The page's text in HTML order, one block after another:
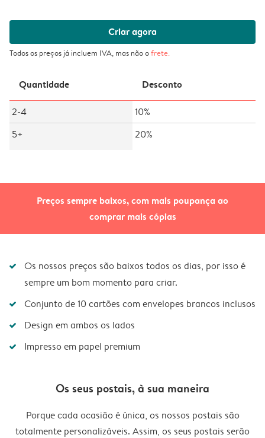
Preços sempre baixos, com mais poupança ao
comprar mais cópias
Criar agora
Todos os preços já incluem IVA, mas não ofrete.
Quantidade Desconto
2-4
10%
5+
20%
Os nossos preços são baixos todos os dias, por isso é
sempre um bom momento para criar.
Conjunto de 10 cartões com envelopes brancos inclusos
Design em ambos os lados
Impresso em papel premium
Os seus postais, à sua maneira
Porque cada ocasião é única, os nossos postais são
totalmente personalizáveis. Assim, os seus postais serão